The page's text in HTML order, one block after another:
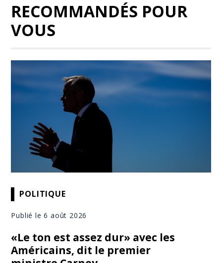
RECOMMANDÉS POUR
VOUS
POLITIQUE
Publié le 6 août 2026
«Le ton est assez dur» avec les
Américains, dit le premier